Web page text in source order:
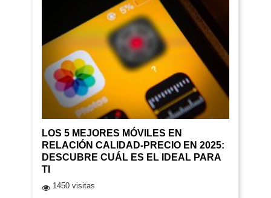
LOS 5 MEJORES MÓVILES EN
RELACIÓN CALIDAD-PRECIO EN 2025:
DESCUBRE CUÁL ES EL IDEAL PARA
TI
1450 visitas